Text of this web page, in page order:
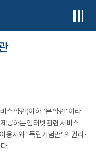
스 약관(이하 "본 약관"이라
공하는 인터넷 관련 서비스
용자와 "독립기념관"의 권리 ·
.